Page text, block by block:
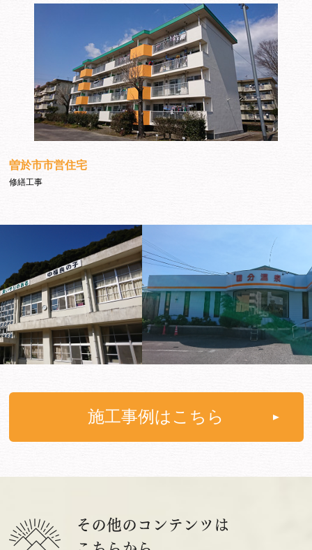
曽於市市営住宅
修繕工事
施工事例はこちら
その他のコンテンツは